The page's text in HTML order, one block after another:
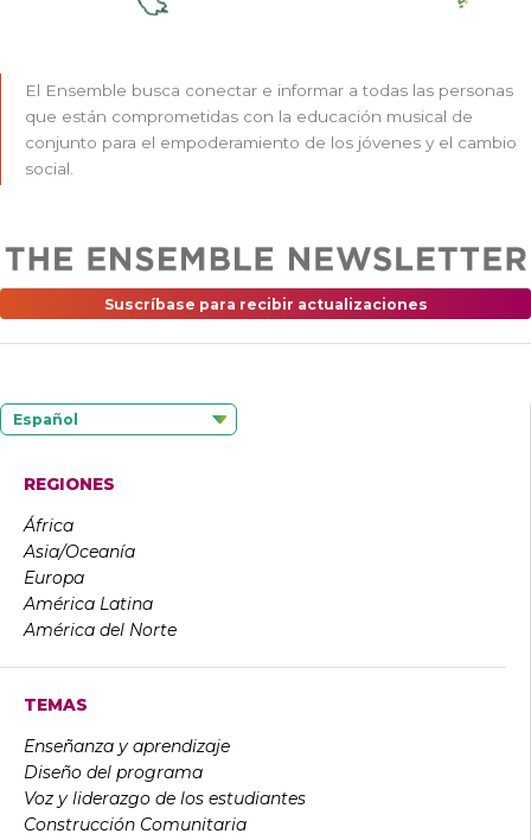
El Ensemble busca conectar e informar a todas las personas
que están comprometidas con la educación musical de
conjunto para el empoderamiento de los jóvenes y el cambio
social.
Suscríbase para recibir actualizaciones
Español
REGIONES
África
Asia/Oceanía
Europa
América Latina
América del Norte
TEMAS
Enseñanza y aprendizaje
Diseño del programa
Voz y liderazgo de los estudiantes
Construcción Comunitaria